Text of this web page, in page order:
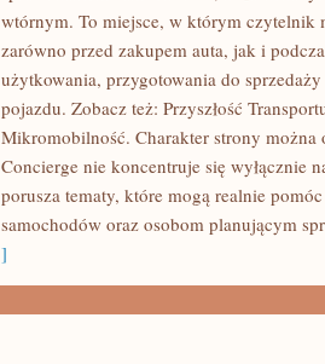
wtórnym. To miejsce, w którym czytelnik
zarówno przed zakupem auta, jak i
użytkowania, przygotowania do
pojazdu. Zobacz też: Przyszłość
Mikromobilność. Charakter strony
Concierge nie koncentruje się wyłącznie
porusza tematy, które mogą realnie
samochodów oraz osobom planującym
]